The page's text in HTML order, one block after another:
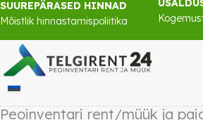
SUUREPÄRASED HINNAD
Mõistlik hinnastamispoliitika
Peoinventari rent/müük ja